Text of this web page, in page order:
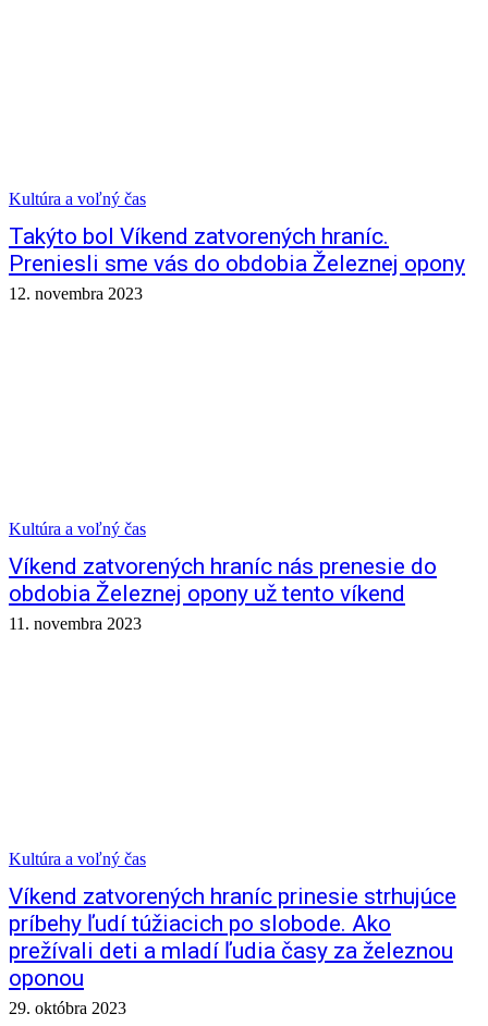
Kultúra a voľný čas
Takýto bol Víkend zatvorených hraníc.
Preniesli sme vás do obdobia Železnej opony
12. novembra 2023
Kultúra a voľný čas
Víkend zatvorených hraníc nás prenesie do
obdobia Železnej opony už tento víkend
11. novembra 2023
Kultúra a voľný čas
Víkend zatvorených hraníc prinesie strhujúce
príbehy ľudí túžiacich po slobode. Ako
prežívali deti a mladí ľudia časy za železnou
oponou
29. októbra 2023